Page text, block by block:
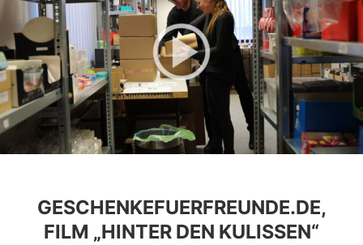
GESCHENKEFUERFREUNDE.DE,
FILM „HINTER DEN KULISSEN“